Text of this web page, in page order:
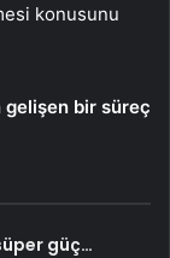
konusunu
gelişen bir süreç
güç…